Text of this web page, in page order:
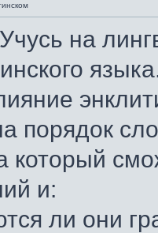
на
порядок
который
и:
ли они